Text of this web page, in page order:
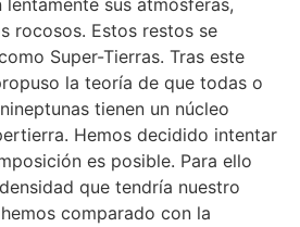
sus atmósferas,
rocosos. Estos restos se
Super-Tierras. Tras este
la teoría de que todas o
tienen un núcleo
Hemos decidido intentar
es posible. Para ello
que tendría nuestro
comparado con la